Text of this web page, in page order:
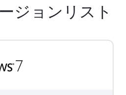
ジョンリスト